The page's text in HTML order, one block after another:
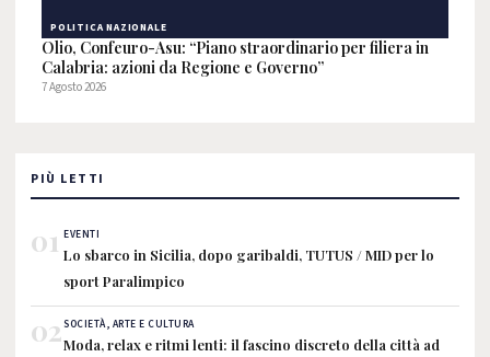
POLITICA NAZIONALE
Olio, Confeuro-Asu: “Piano straordinario per filiera in
Calabria: azioni da Regione e Governo”
7 Agosto 2026
PIÙ LETTI
01 EVENTI
Lo sbarco in Sicilia, dopo garibaldi, TUTUS / MID per lo
sport Paralimpico
02SOCIETÀ, ARTE E CULTURA
Moda, relax e ritmi lenti: il fascino discreto della città ad